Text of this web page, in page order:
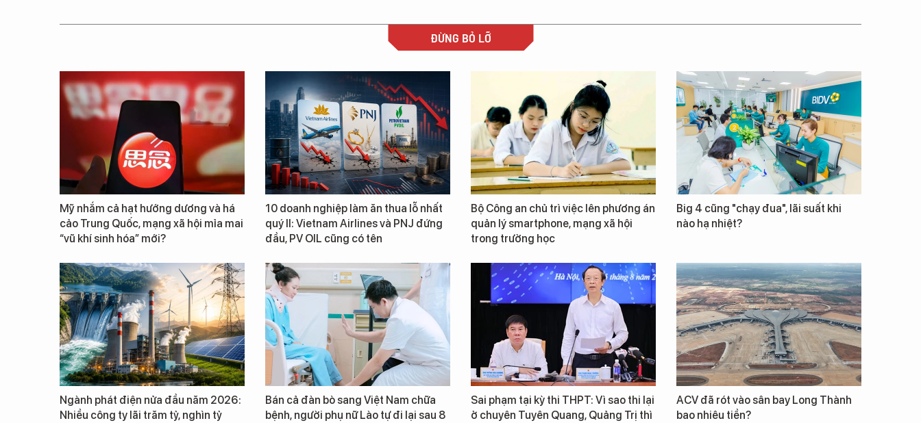
ĐỪNG BỎ LỠ
Mỹ nhắm cả hạt hướng dương và há
cảo Trung Quốc, mạng xã hội mỉa mai
“vũ khí sinh hóa” mới?
10 doanh nghiệp làm ăn thua lỗ nhất
quý II: Vietnam Airlines và PNJ đứng
đầu, PV OIL cũng có tên
Bộ Công an chủ trì việc lên phương án
quản lý smartphone, mạng xã hội
trong trường học
Big 4 cũng "chạy đua", lãi suất khi
nào hạ nhiệt?
Ngành phát điện nửa đầu năm 2026:
Nhiều công ty lãi trăm tỷ, nghìn tỷ
Bán cả đàn bò sang Việt Nam chữa
bệnh, người phụ nữ Lào tự đi lại sau 8
Sai phạm tại kỳ thi THPT: Vì sao thi lại
ở chuyên Tuyên Quang, Quảng Trị thì
ACV đã rót vào sân bay Long Thành
bao nhiêu tiền?